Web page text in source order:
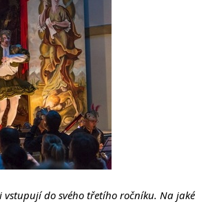
vstupují do svého třetího ročníku. Na jaké